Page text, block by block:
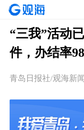
“三我”活动
件，办结率
青岛日报社/观海新